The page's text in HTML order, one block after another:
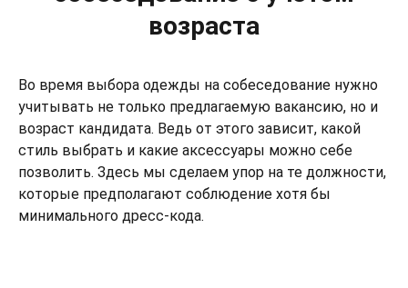
возраста
Во время выбора одежды на собеседование нужно
учитывать не только предлагаемую вакансию, но и
возраст кандидата. Ведь от этого зависит, какой
стиль выбрать и какие аксессуары можно себе
позволить. Здесь мы сделаем упор на те должности,
которые предполагают соблюдение хотя бы
минимального дресс-кода.